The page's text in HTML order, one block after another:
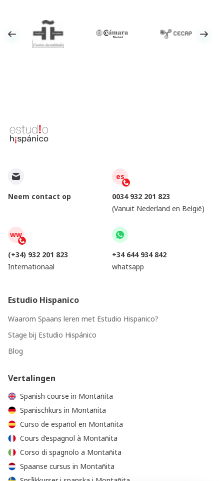
Neem contact op
es
0034 932 201 823
(Vanuit Nederland en België)
ww
(+34) 932 201 823
Internationaal
+34 644 934 842
whatsapp
Estudio Hispanico
Waarom Spaans leren met Estudio Hispanico?
Stage bij Estudio Hispánico
Blog
Vertalingen
Spanish course in Montañita
Spanischkurs in Montañita
Curso de español en Montañita
Cours d’espagnol à Montañita
Corso di spagnolo a Montañita
Spaanse cursus in Montañita